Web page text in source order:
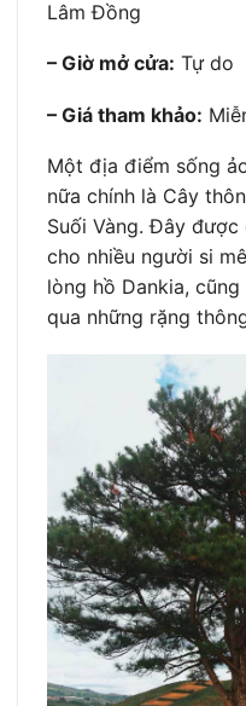
Lâm Đồng
– Giờ mở cửa: Tự do
– Giá tham khảo:
Một địa điểm sống
nữa chính là Cây
Suối Vàng. Đây
cho nhiều người si
lòng hồ Dankia,
qua những rặng